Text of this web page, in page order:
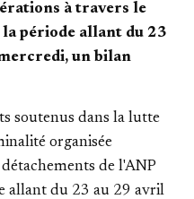
à travers le
période allant du 23
un bilan
soutenus dans la lutte
organisée
de l'ANP
allant du 23 au 29 avril